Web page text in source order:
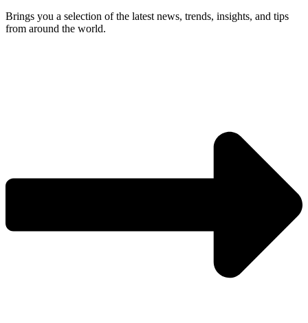
Brings you a selection of the latest news, trends, insights, and tips
from around the world.